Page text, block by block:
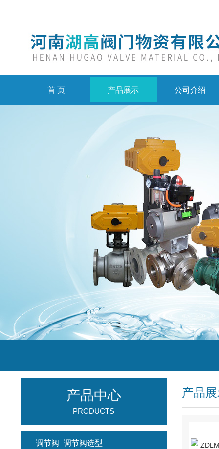
首 页 产品展示 公司介绍
产品
产品中心
PRODUCTS
调节阀_调节阀选型